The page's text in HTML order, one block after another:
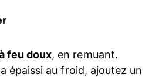
feu doux, en remuant.
épaissi au froid, ajoutez un